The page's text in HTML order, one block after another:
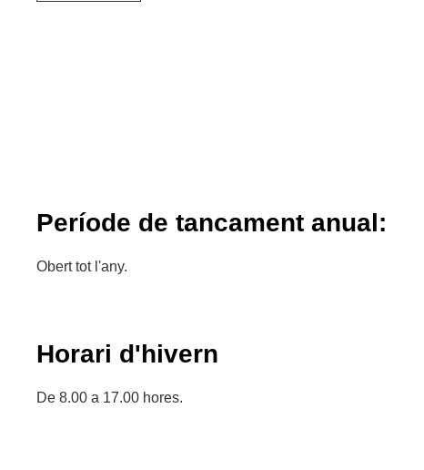
Període de tancament anual:
Obert tot l'any.
Horari d'hivern
De 8.00 a 17.00 hores.